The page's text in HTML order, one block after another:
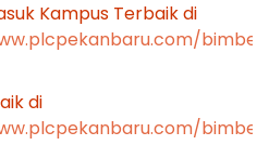
Kampus Terbaik di
di